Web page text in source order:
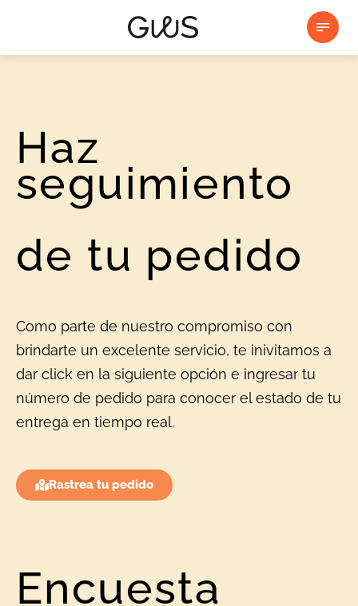
Haz
seguimiento
de tu pedido
Como parte de nuestro compromiso con
brindarte un excelente servicio, te inivitamos a
dar click en la siguiente opción e ingresar tu
número de pedido para conocer el estado de tu
entrega en tiempo real.
Rastrea tu pedido
Encuesta